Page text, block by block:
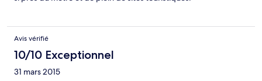
Avis vérifié
10/10 Exceptionnel
31 mars 2015